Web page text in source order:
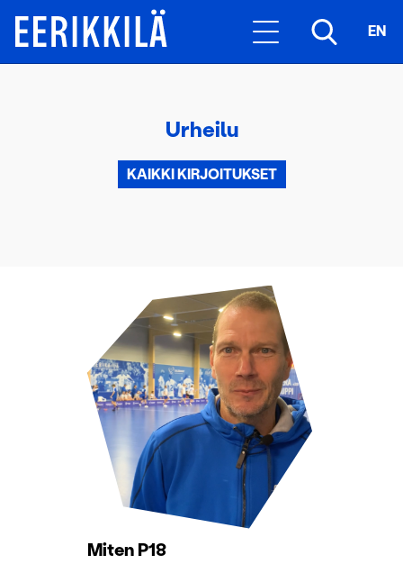
EN
Urheilu
KAIKKI KIRJOITUKSET
Miten P18